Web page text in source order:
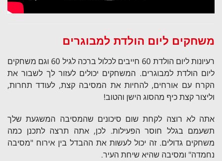
משחקים ליום הולדת למבוגרים
רעיונות ליום הולדת 60 חייבים לכלול ברכה לגיל 60 וגם משחקים
ליום הולדת למבוגרים. המשחקים יכולים לעזור לך לשבור את
הקרח עם אורחים, להחיות את המסיבה קצת, לעודד תחרות,
וליצור קצת כיף מהסוג הישן והטוב!
אתה לא רוצה לקחת שום סיכונים שהמסיבה המשגעת שלך
תשעמם בגלל חוסר הפעילות. לכן, אתה תרצה לתכנן כמה
משחקים גדולים. זה יכול לעשות את ההבדל בין אירוח "מסיבה
נחמדה" ומסיבה שהיא שיחת העיר.